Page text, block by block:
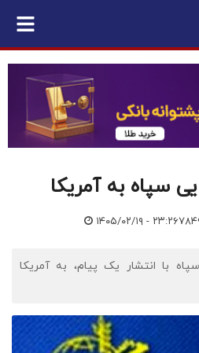
سپاه به آمریکا
۱۴۰۵/۰۲/۱۹ - ۲۳:۲۶
با انتشار یک پیام، به آمریکا